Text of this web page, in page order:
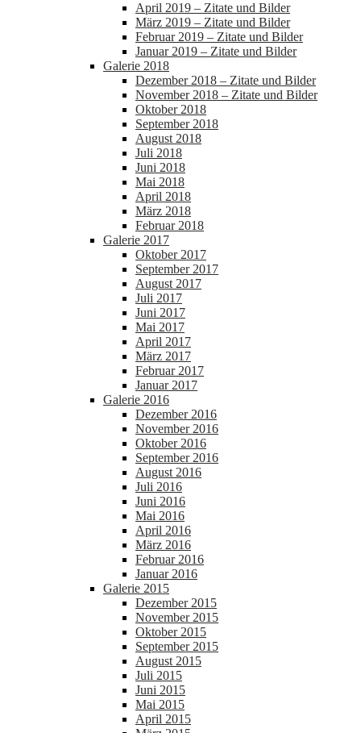
April 2019 – Zitate und Bilder
März 2019 – Zitate und Bilder
Februar 2019 – Zitate und Bilder
Januar 2019 – Zitate und Bilder
Galerie 2018
Dezember 2018 – Zitate und Bilder
November 2018 – Zitate und Bilder
Oktober 2018
September 2018
August 2018
Juli 2018
Juni 2018
Mai 2018
April 2018
März 2018
Februar 2018
Galerie 2017
Oktober 2017
September 2017
August 2017
Juli 2017
Juni 2017
Mai 2017
April 2017
März 2017
Februar 2017
Januar 2017
Galerie 2016
Dezember 2016
November 2016
Oktober 2016
September 2016
August 2016
Juli 2016
Juni 2016
Mai 2016
April 2016
März 2016
Februar 2016
Januar 2016
Galerie 2015
Dezember 2015
November 2015
Oktober 2015
September 2015
August 2015
Juli 2015
Juni 2015
Mai 2015
April 2015